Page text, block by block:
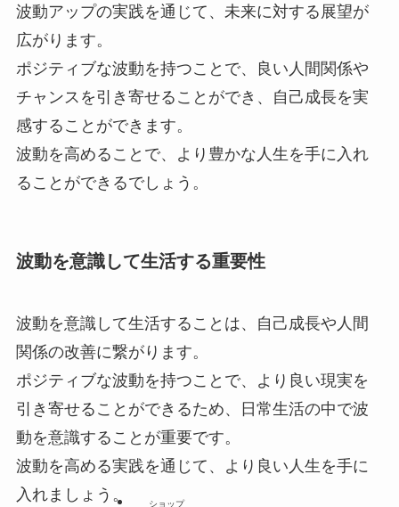
波動アップの実践を通じて、未来に対する展望が
広がります。
ポジティブな波動を持つことで、良い人間関係や
チャンスを引き寄せることができ、自己成長を実
感することができます。
波動を高めることで、より豊かな人生を手に入れ
ることができるでしょう。
波動を意識して生活する重要性
波動を意識して生活することは、自己成長や人間
関係の改善に繋がります。
ポジティブな波動を持つことで、より良い現実を
引き寄せることができるため、日常生活の中で波
動を意識することが重要です。
波動を高める実践を通じて、より良い人生を手に
入れましょう。
ショップ